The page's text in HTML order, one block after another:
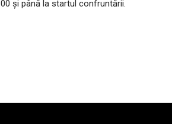
și până la startul confruntării.